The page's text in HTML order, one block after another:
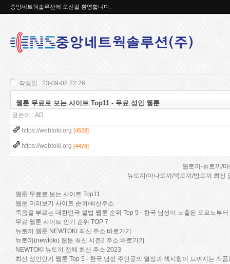
중앙네트웍솔루션에 오신걸 환영합니다.
작성일 : 23-09-08 22:26
웹툰 무료로 보는 사이트 Top11 - 무료 성인 웹툰
글쓴이 : AD
https://webtoki.org [4528]
https://webtoki.org [4478]
웹토끼-뉴토끼/
뉴토끼/마나토끼/북토끼/밤토끼 최신
웹툰 무료로 보는 사이트 Top11
웹툰 미리보기 사이트 순위/최신주소
죽음을 부르는 대한민국 불법 웹툰 순위 Top 5 - 한국 남성이 노출된 포르노부
무료 웹툰 사이트 인기 순위 TOP 7
뉴토끼 웹툰 NEWTOKI 최신 주소 바로가기
뉴토끼(newtoki) 웹툰 최신 시즌2 주소 바로가기
NEWTOKI 뉴토끼 전체 최신 주소 2023
최신 성인인기 웹툰 Top 5 - 한국 남성 주인공의 열정과 섹시함이 느껴지는 작품